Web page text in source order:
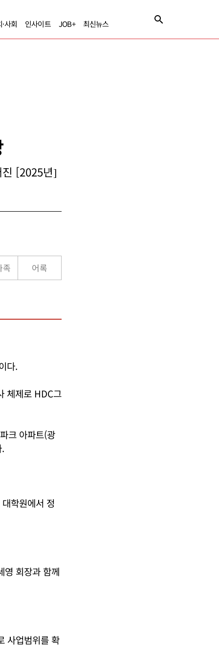
사회 인사이트 JOB+ 최신뉴스
진 [2025년]
족 어록
다.
체제로 HDC그
크 아파트(광
학원에서 정
영 회장과 함께
사업범위를 확